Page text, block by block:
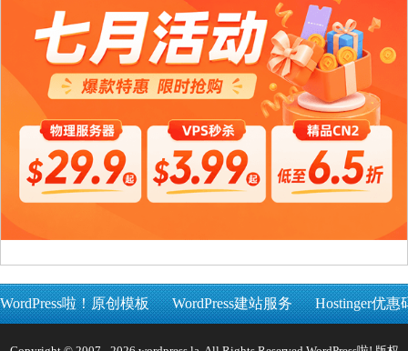
WordPress啦！原创模板 WordPress建站服务 Hostinger优惠